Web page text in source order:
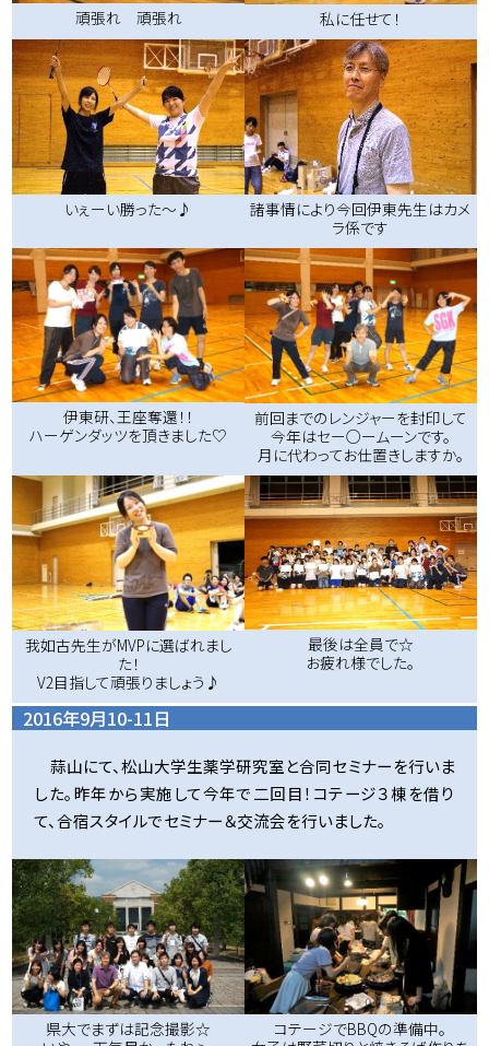
頑張れ 頑張れ 私に任せて！
いぇーい勝った～♪
諸事情により今回伊東先生はカメ
ラ係です
伊東研、王座奪還！！
ハーゲンダッツを頂きました♡
前回までのレンジャーを封印して
今年はセー○ームーンです。
月に代わってお仕置きしますか。
我如古先生がMVPに選ばれまし
た！
V2目指して頑張りましょう♪
最後は全員で☆
お疲れ様でした。
2016年9月10-11日
蒜山にて、松山大学生薬学研究室と合同セミナーを行いま
した。昨年から実施して今年で二回目！コテージ３棟を借り
て、合宿スタイルでセミナー＆交流会を行いました。
県大でまずは記念撮影☆
コテージでBBQの準備中。